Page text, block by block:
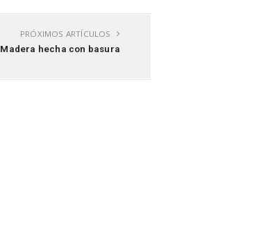
PRÓXIMOS ARTÍCULOS
Madera hecha con basura